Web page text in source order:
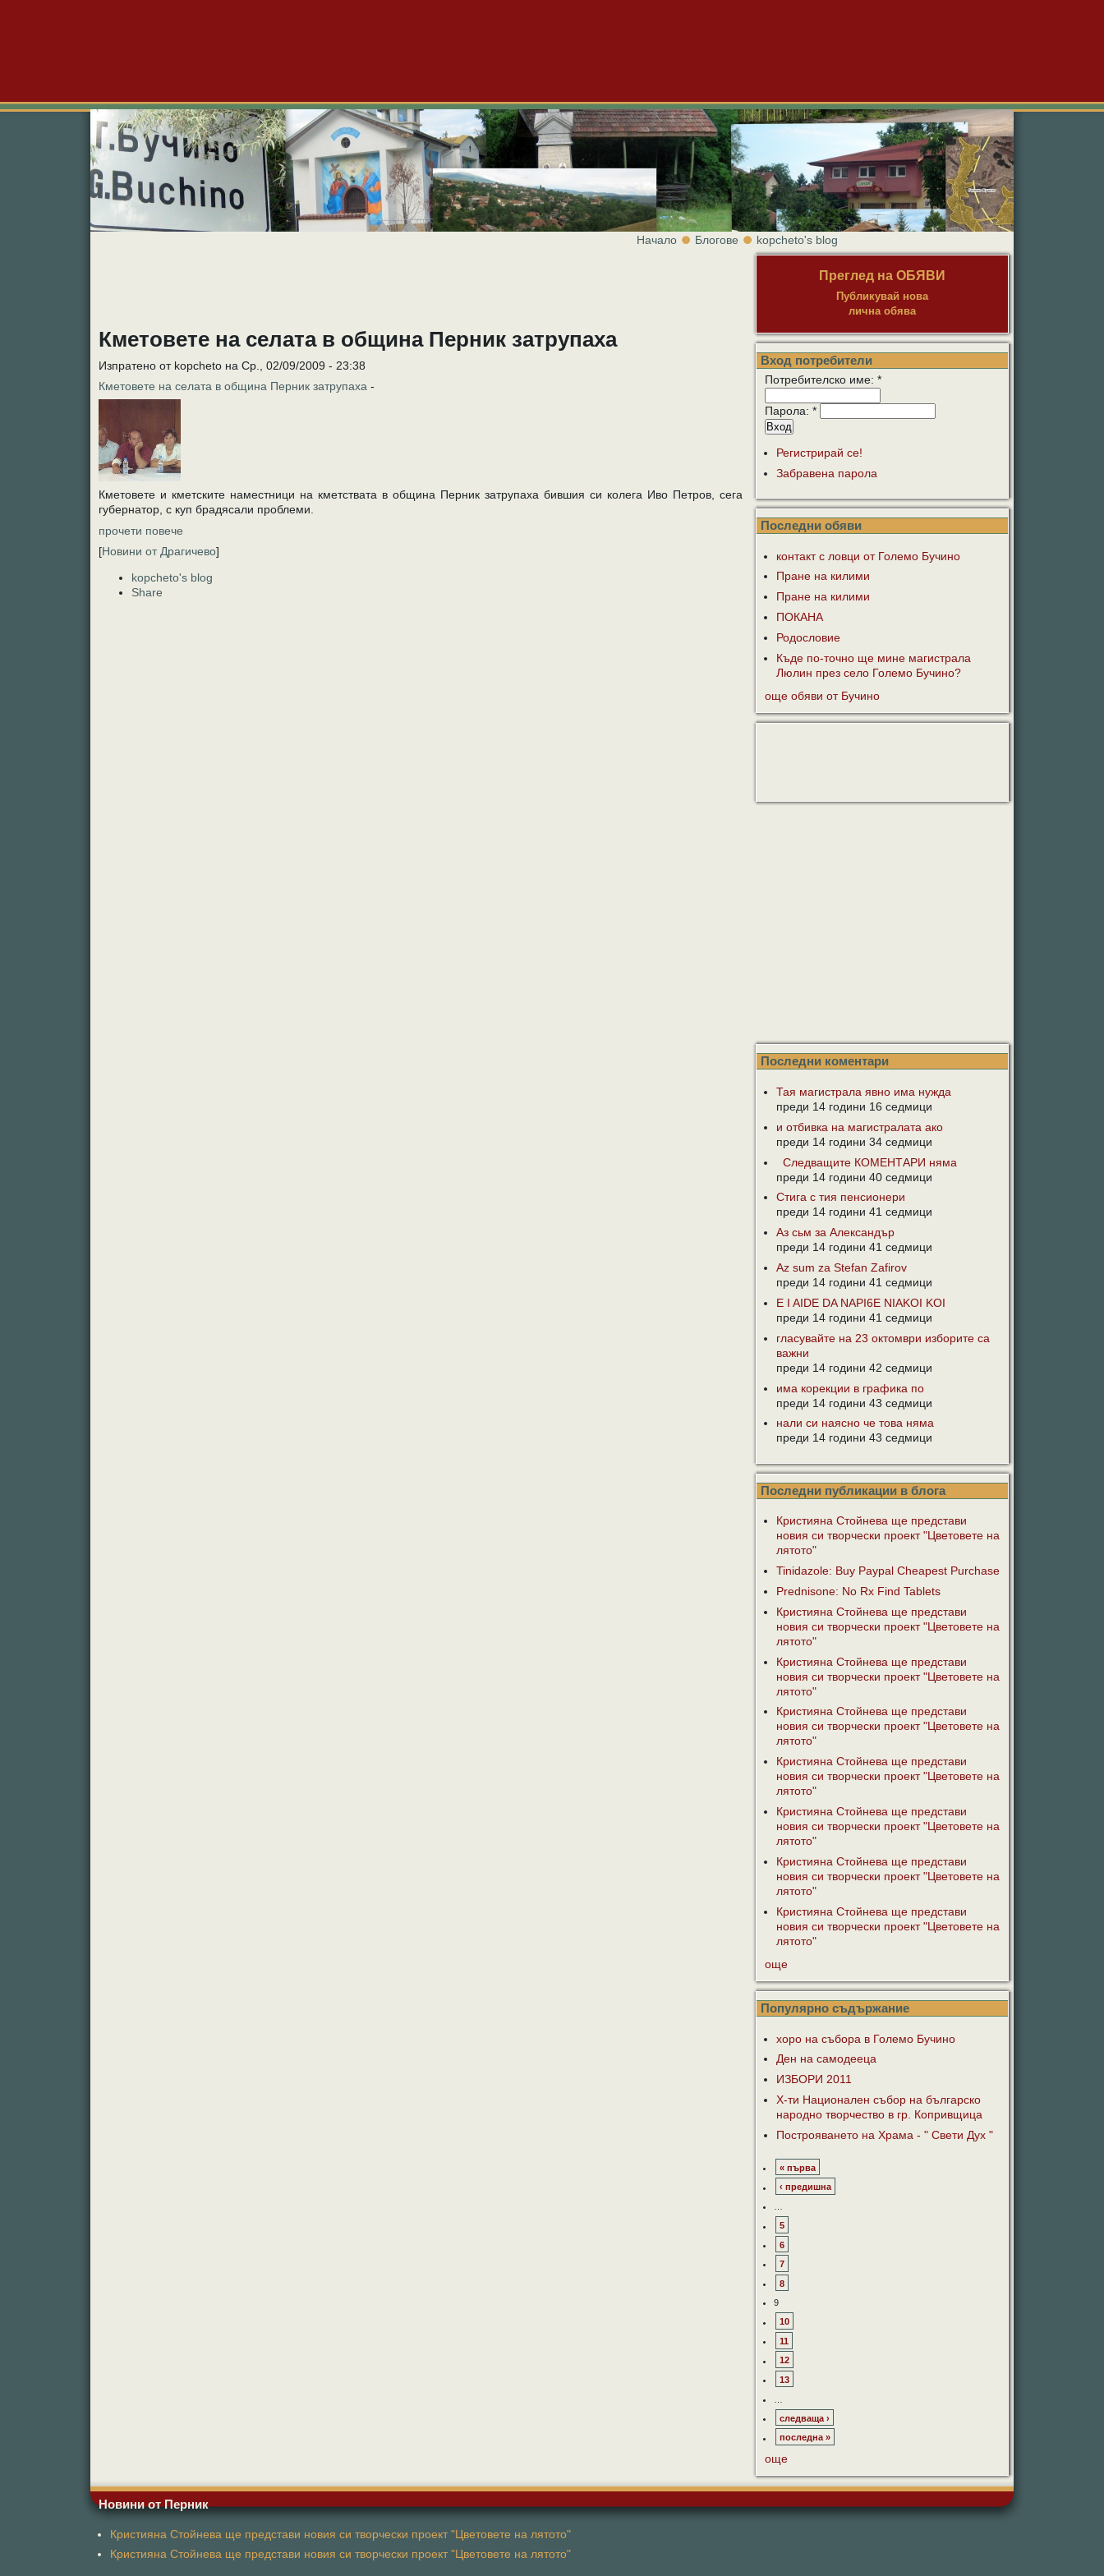
Начало Блогове kopcheto's blog
Преглед на ОБЯВИ
Публикувай нова
лична обява
Вход потребители
Потребителско име: *
Парола: *
Регистрирай се!
Забравена парола
Последни обяви
контакт с ловци от Големо Бучино
Пране на килими
Пране на килими
ПОКАНА
Родословие
Къде по-точно ще мине магистрала
Люлин през село Големо Бучино?
още обяви от Бучино
Последни коментари
Тая магистрала явно има нужда
преди 14 години 16 седмици
и отбивка на магистралата ако
преди 14 години 34 седмици
Следващите КОМЕНТАРИ няма
преди 14 години 40 седмици
Стига с тия пенсионери
преди 14 години 41 седмици
Аз сьм за Александър
преди 14 години 41 седмици
Az sum za Stefan Zafirov
преди 14 години 41 седмици
E I AIDE DA NAPI6E NIAKOI KOI
преди 14 години 41 седмици
гласувайте на 23 октомври изборите са
важни
преди 14 години 42 седмици
има корекции в графика по
преди 14 години 43 седмици
нали си наясно че това няма
преди 14 години 43 седмици
Последни публикации в блога
Кристияна Стойнева ще представи
новия си творчески проект "Цветовете на
лятото"
Tinidazole: Buy Paypal Cheapest Purchase
Prednisone: No Rx Find Tablets
Кристияна Стойнева ще представи
новия си творчески проект "Цветовете на
лятото"
Кристияна Стойнева ще представи
новия си творчески проект "Цветовете на
лятото"
Кристияна Стойнева ще представи
новия си творчески проект "Цветовете на
лятото"
Кристияна Стойнева ще представи
новия си творчески проект "Цветовете на
лятото"
Кристияна Стойнева ще представи
новия си творчески проект "Цветовете на
лятото"
Кристияна Стойнева ще представи
новия си творчески проект "Цветовете на
лятото"
Кристияна Стойнева ще представи
новия си творчески проект "Цветовете на
лятото"
още
Популярно съдържание
хоро на събора в Големо Бучино
Ден на самодееца
ИЗБОРИ 2011
Х-ти Национален събор на българско
народно творчество в гр. Копривщица
Построяването на Храма - " Свети Дух "
« първа
‹ предишна
5
6
7
8
9
10
11
12
13
следваща ›
последна »
още
Кметовете на селата в община Перник затрупаха
Изпратено от kopcheto на Ср., 02/09/2009 - 23:38
Кметовете на селата в община Перник затрупаха -
Кметовете и кметските наместници на кметствата в община Перник затрупаха бившия си колега Иво Петров, сега
губернатор, с куп брадясали проблеми.
прочети повече
[Новини от Драгичево]
kopcheto's blog
Share
Новини от Перник
Кристияна Стойнева ще представи новия си творчески проект "Цветовете на лятото"
Кристияна Стойнева ще представи новия си творчески проект "Цветовете на лятото"